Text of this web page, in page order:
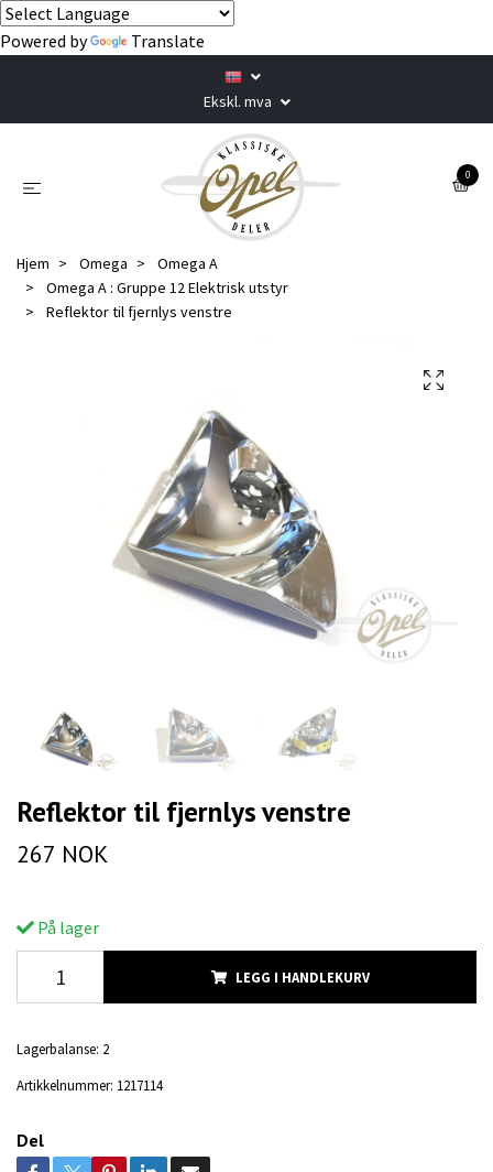
Powered by Translate
Ekskl. mva
0
Hjem Omega
Omega A
Omega A : Gruppe 12 Elektrisk utstyr
Reflektor til fjernlys venstre
Reflektor til fjernlys venstre
267 NOK
På lager
LEGG I HANDLEKURV
Lagerbalanse: 2
Artikkelnummer: 1217114
Del